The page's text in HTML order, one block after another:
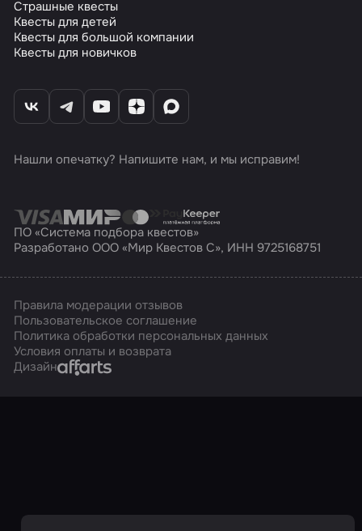
Страшные квесты
Квесты для детей
Квесты для большой компании
Квесты для новичков
Нашли опечатку? Напишите нам, и мы исправим!
ПО «Система подбора квестов»
Разработано ООО «Мир Квестов С», ИНН 9725168751
Правила модерации отзывов
Пользовательское соглашение
Политика обработки персональных данных
Условия оплаты и возврата
ДизайнAffarts